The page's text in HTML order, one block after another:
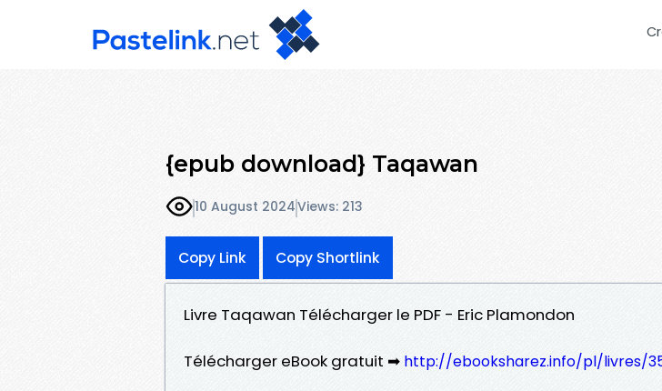
{epub download} Taqawan
10 August 2024Views: 213
Copy Link Copy Shortlink
Livre Taqawan Télécharger le PDF - Eric Plamondon
Télécharger eBook gratuit ➡ http://ebooksharez.info/pl/livres/